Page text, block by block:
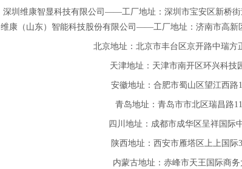
深圳维康智显科技有限公司——工厂地址：深圳市宝安区新桥街
维康（山东）智能科技股份有限公司——工厂地址：济南市高新
北京地址：北京市丰台区京开路中瑞方
天津地址 ：天津市南开区环兴科技
安徽地址 ：合肥市蜀山区望江西路
青岛地址 ：青岛市市北区瑞昌路
四川 地址 ：成都市成华区呈祥国际
陕西地址 ：西安市雁塔区上上国际
内蒙古地址：赤峰市天王国际商务